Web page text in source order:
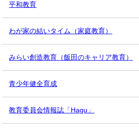
平和教育
わが家の結いタイム（家庭教育）
みらい創造教育（飯田のキャリア教育）
青少年健全育成
教育委員会情報誌「Hagu」